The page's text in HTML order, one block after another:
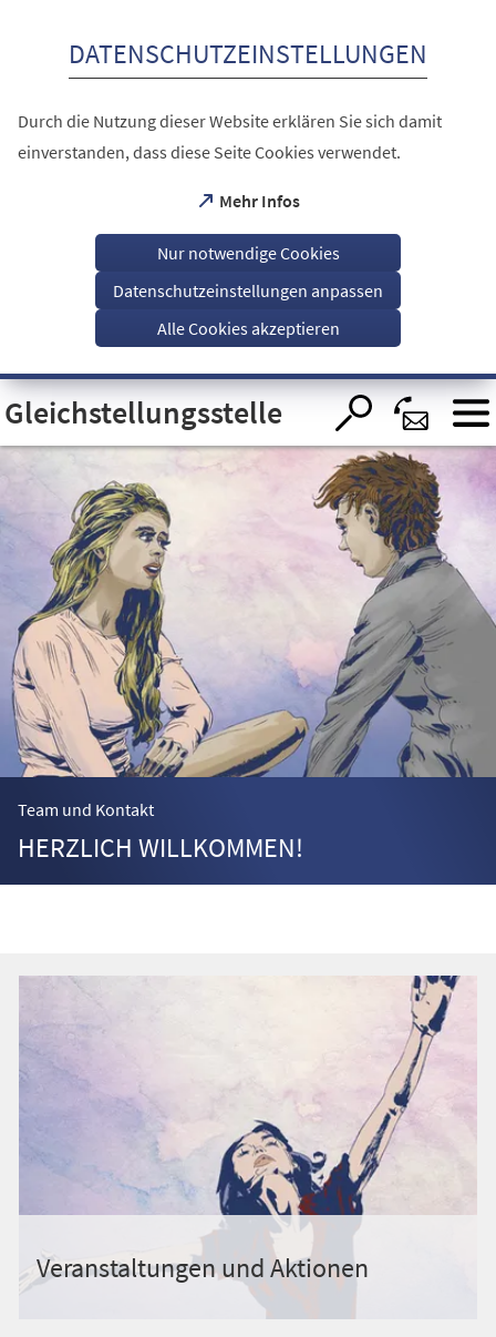
Visuelle
Assistenzsoftware
öffnen.
DATENSCHUTZEINSTELLUNGEN
Durch die Nutzung dieser Website erklären Sie sich damit
einverstanden, dass diese Seite Cookies verwendet.
Mehr Infos
(Öffnet
einem
Tab)
Nur notwendige Cookies
Datenschutzeinstellungen anpassen
Alle Cookies akzeptieren
Gleichstellungsstelle
Team und Kontakt
HERZLICH WILLKOMMEN!
Veranstaltungen und Aktionen